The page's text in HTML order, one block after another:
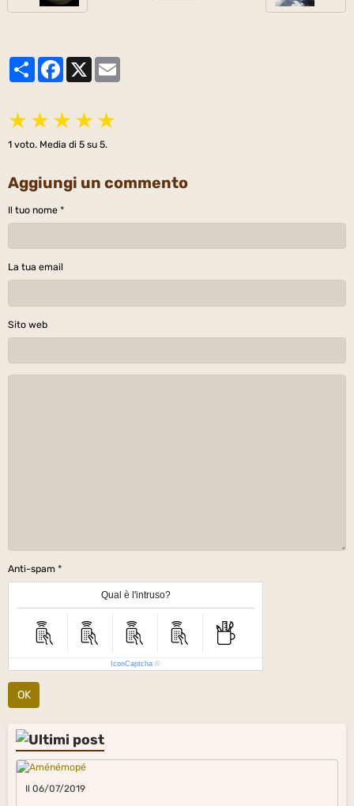
PartagerFacebook
X
★ ★ ★ ★ ★
1 voto. Media di 5 su 5.
Aggiungi un commento
Il tuo nome
La tua email
Sito web
Anti-spam
Qual è l'intruso?
IconCaptcha ©
OK
Il 06/07/2019